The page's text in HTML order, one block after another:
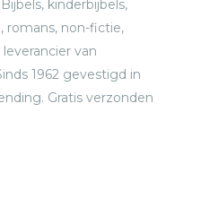
kinderbijbels,
romans, non-fictie,
van
1962 gevestigd in
Gratis verzonden